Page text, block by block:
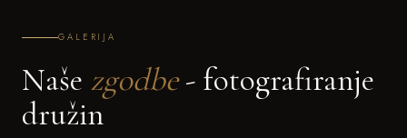
GALERIJA
Naše zgodbe- fotografiranje
družin